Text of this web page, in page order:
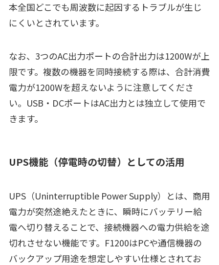
本全国どこでも周波数に起因するトラブルが生じ
にくいとされています。
なお、3つのAC出力ポートの合計出力は1200Wが上
限です。複数の機器を同時接続する際は、合計消費
電力が1200Wを超えないように注意してくださ
い。USB・DCポートはAC出力とは独立して使用で
きます。
UPS機能（停電時の切替）としての活用
UPS（Uninterruptible Power Supply）とは、商用
電力が突然途絶えたときに、瞬時にバッテリー給
電へ切り替えることで、接続機器への電力供給を途
切れさせない機能です。F1200はPCや通信機器の
バックアップ用途を想定しやすい仕様とされてお